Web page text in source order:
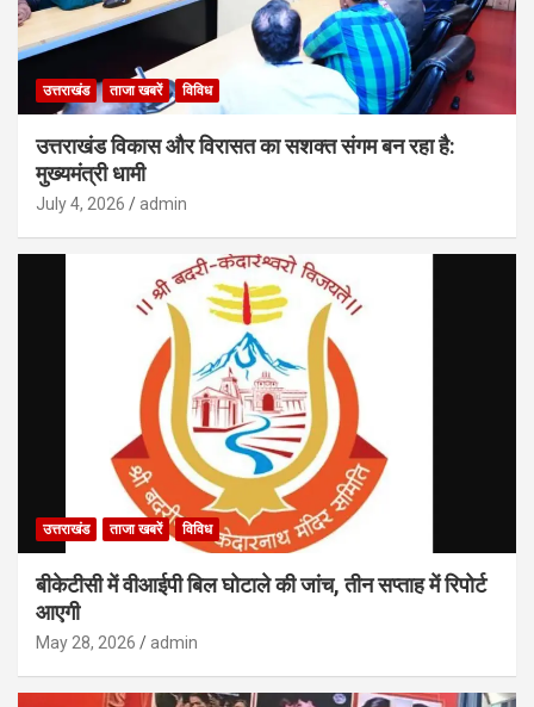
उत्तराखंड ताजा खबरें विविध
उत्तराखंड विकास और विरासत का सशक्त संगम बन रहा है:
मुख्यमंत्री धामी
July 4, 2026 admin
उत्तराखंड ताजा खबरें विविध
बीकेटीसी में वीआईपी बिल घोटाले की जांच, तीन सप्ताह में रिपोर्ट
आएगी
May 28, 2026 admin